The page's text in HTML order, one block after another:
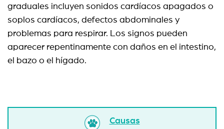
graduales incluyen sonidos cardíacos apagados o
soplos cardíacos, defectos abdominales y
problemas para respirar. Los signos pueden
aparecer repentinamente con daños en el intestino,
el bazo o el hígado.
Causas